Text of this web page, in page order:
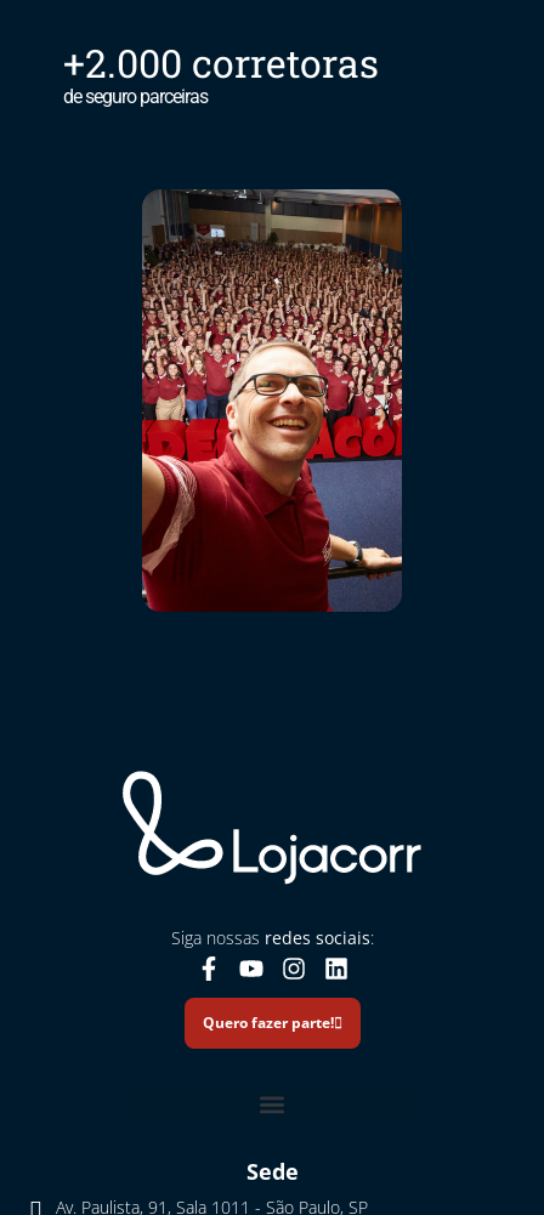
+2.000 corretoras
de seguro parceiras
Siga nossas redes sociais:
Quero fazer parte!
Sede
Av. Paulista, 91, Sala 1011 - São Paulo, SP